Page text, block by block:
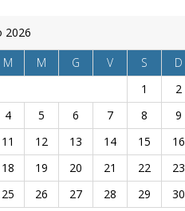
2026
M
M G V S
D
1
2
4
5 6 7 8
9
11
12 13 14 15
16
18
19 20 21 22
23
25
26 27 28 29 30